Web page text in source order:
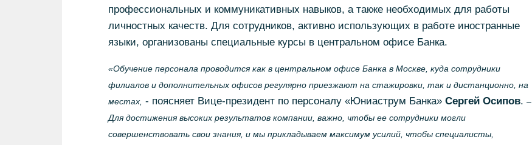
профессиональных и коммуникативных навыков, а также необходимых для работы
личностных качеств. Для сотрудников, активно использующих в работе иностранные
языки, организованы специальные курсы в центральном офисе Банка.
«Обучение персонала проводится как в центральном офисе Банка в Москве, куда сотрудники
филиалов и дополнительных офисов регулярно приезжают на стажировки, так и дистанционно, на
местах, - поясняет Вице-президент по персоналу «Юниаструм Банка» Сергей Осипов. –
Для достижения высоких результатов компании, важно, чтобы ее сотрудники могли
совершенствовать свои знания, и мы прикладываем максимум усилий, чтобы специалисты,